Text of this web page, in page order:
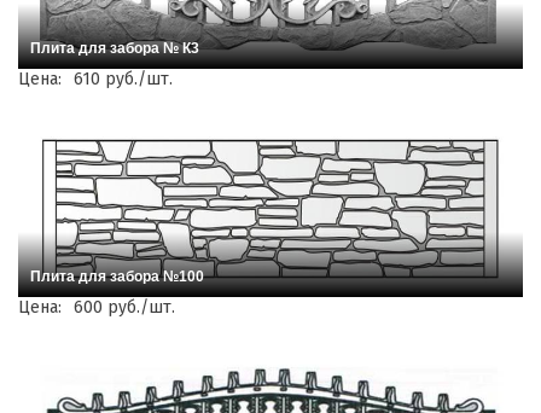
Плита для забора № К3
Цена: 610 руб./шт.
Плита для забора №100
Цена: 600 руб./шт.